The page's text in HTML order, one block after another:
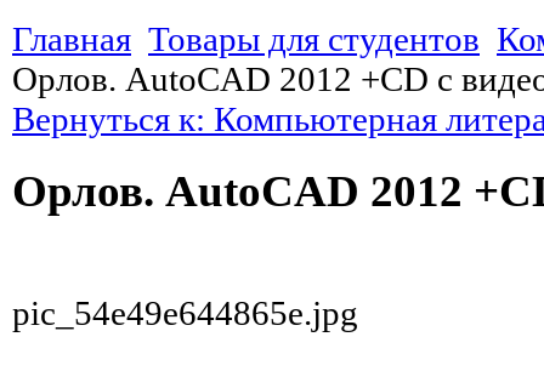
Главная Товары для студентов
Орлов. AutoCAD 2012 +CD с
Вернуться к: Компьютерная
Орлов. AutoCAD 2012
pic_54e49e644865e.jpg